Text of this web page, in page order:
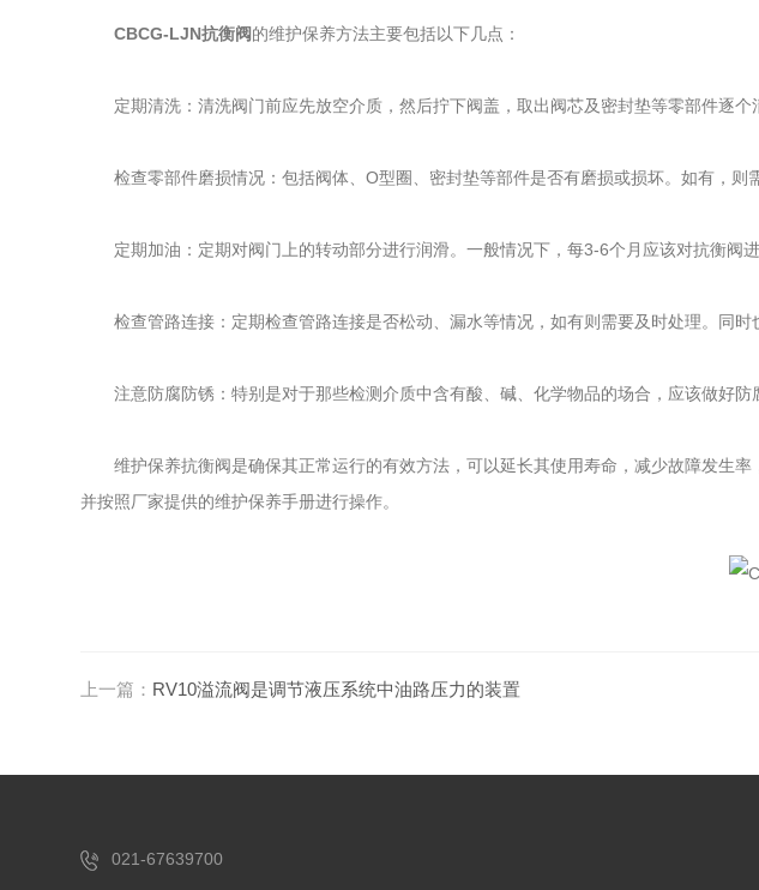
CBCG-LJN抗衡阀的维护保养方法主要包括以下几点：
定期清洗：清洗阀门前应先放空介质，然后拧下阀盖，取出阀芯及密封垫等零部件逐个
检查零部件磨损情况：包括阀体、O型圈、密封垫等部件是否有磨损或损坏。如有，则需
定期加油：定期对阀门上的转动部分进行润滑。一般情况下，每3-6个月应该对抗衡阀进
检查管路连接：定期检查管路连接是否松动、漏水等情况，如有则需要及时处理。同时
注意防腐防锈：特别是对于那些检测介质中含有酸、碱、化学物品的场合，应该做好防
维护保养抗衡阀是确保其正常运行的有效方法，可以延长其使用寿命，减少故障发生率
并按照厂家提供的维护保养手册进行操作。
上一篇： RV10溢流阀是调节液压系统中油路压力的装置
021-67639700